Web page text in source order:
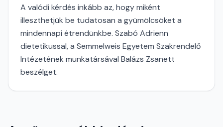
A valódi kérdés inkább az, hogy miként
illeszthetjük be tudatosan a gyümölcsöket a
mindennapi étrendünkbe. Szabó Adrienn
dietetikussal, a Semmelweis Egyetem Szakrendelő
Intézetének munkatársával Balázs Zsanett
beszélget.